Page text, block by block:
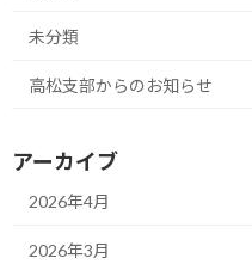
未分類
高松支部からのお知らせ
アーカイブ
2026年4月
2026年3月